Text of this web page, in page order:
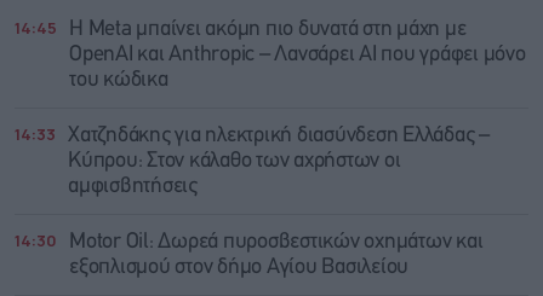
14:45
Η Meta μπαίνει ακόμη πιο δυνατά στη μάχη με
OpenAI και Anthropic – Λανσάρει AI που γράφει μόνο
του κώδικα
14:33
Χατζηδάκης για ηλεκτρική διασύνδεση Ελλάδας –
Κύπρου: Στον κάλαθο των αχρήστων οι
αμφισβητήσεις
14:30
Motor Oil: Δωρεά πυροσβεστικών οχημάτων και
εξοπλισμού στον δήμο Αγίου Βασιλείου